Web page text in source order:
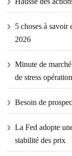
5 choses à savoir
2026
Minute de
de stress
Besoin de
La Fed adopte
stabilité des prix